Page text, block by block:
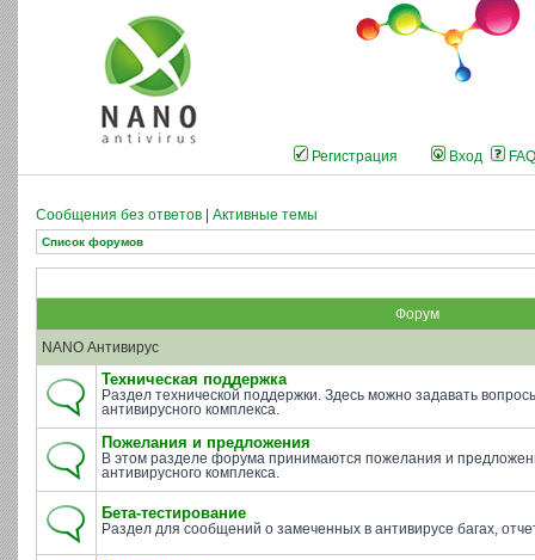
Регистрация Вход FAQ
Сообщения без ответов Активные темы
Список форумов
Форум
NANO Антивирус
Техническая поддержка
Раздел технической поддержки. Здесь можно задавать
антивирусного комплекса.
Пожелания и предложения
В этом разделе форума принимаются пожелания и
антивирусного комплекса.
Бета-тестирование
Раздел для сообщений о замеченных в антивирусе багах,